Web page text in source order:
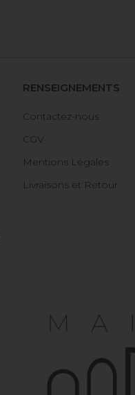
RENSEIGNEMENTS
Contactez-nous
CGV
Mentions Légales
Livraisons et Retour